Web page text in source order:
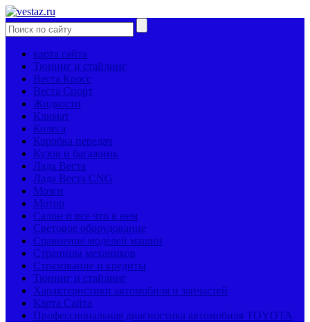
карта сайта
Тюнинг и стайлинг
Веста Кросс
Веста Спорт
Жидкости
Климат
Колеса
Коробка передач
Кузов и багажник
Лада Веста
Лада Веста CNG
Мозги
Мотор
Салон и все что в нем
Световое оборудование
Сравнение моделей машин
Страницы механиков
Страхование и кредиты
Тюнинг и стайлинг
Характеристики автомобиля и запчастей
Карта Сайта
Профессиональная диагностика автомобиля TOYOTA